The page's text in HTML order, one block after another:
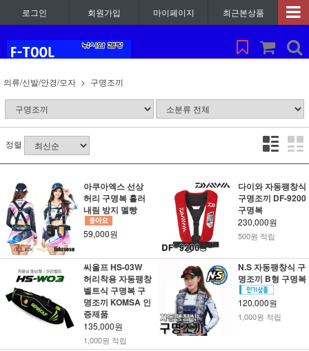
로그인 회원가입 마이페이지 최근본상품
의류/신발/안경/모자 구명조끼
정렬
아쿠아엑스 선상
허리 구명복 흘러
내림 방지 멜빵
59,000원
다이와 자동팽창식
구명조끼 DF-9200
구명복
230,000원
500원 적립
씨울프 HS-03W
허리착용 자동팽창
벨트식 구명복 구
명조끼 KOMSA 인
증제품
135,000원
1,000원 적립
N.S 자동팽창식 구
명조끼 B형 구명복
120,000원
1,000원 적립